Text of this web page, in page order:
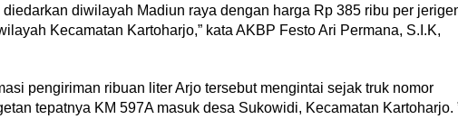
diwilayah Madiun raya dengan harga Rp 385 ribu per
Kecamatan Kartoharjo,” kata AKBP Festo Ari Permana, S.I.K,
pengiriman ribuan liter Arjo tersebut mengintai sejak truk nomor
tepatnya KM 597A masuk desa Sukowidi, Kecamatan Kartoharjo.